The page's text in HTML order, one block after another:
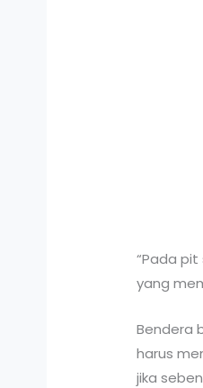
“Pada
yang
Bendera
harus
jika